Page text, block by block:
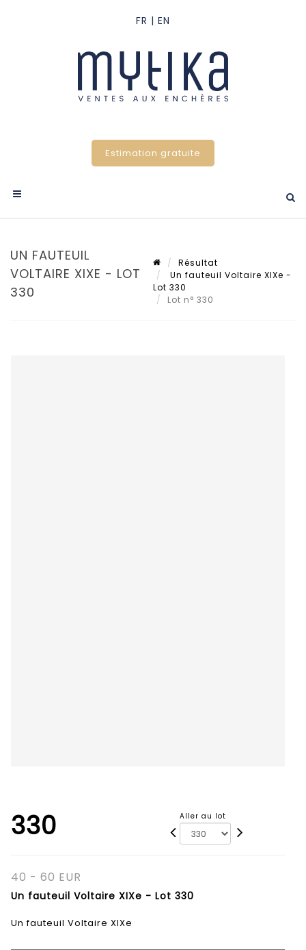
Estimation gratuite
UN FAUTEUIL
VOLTAIRE XIXE - LOT
330
Résultat
Un fauteuil Voltaire XIXe -
Lot 330
Lot n° 330
330 Aller au lot
40 - 60 EUR
Un fauteuil Voltaire XIXe - Lot 330
Un fauteuil Voltaire XIXe